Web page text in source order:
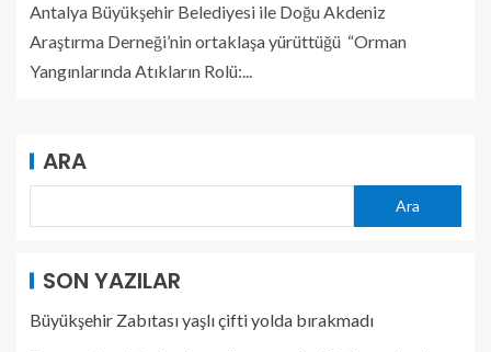
Antalya Büyükşehir Belediyesi ile Doğu Akdeniz
Araştırma Derneği’nin ortaklaşa yürüttüğü “Orman
Yangınlarında Atıkların Rolü:...
ARA
Ara
SON YAZILAR
Büyükşehir Zabıtası yaşlı çifti yolda bırakmadı